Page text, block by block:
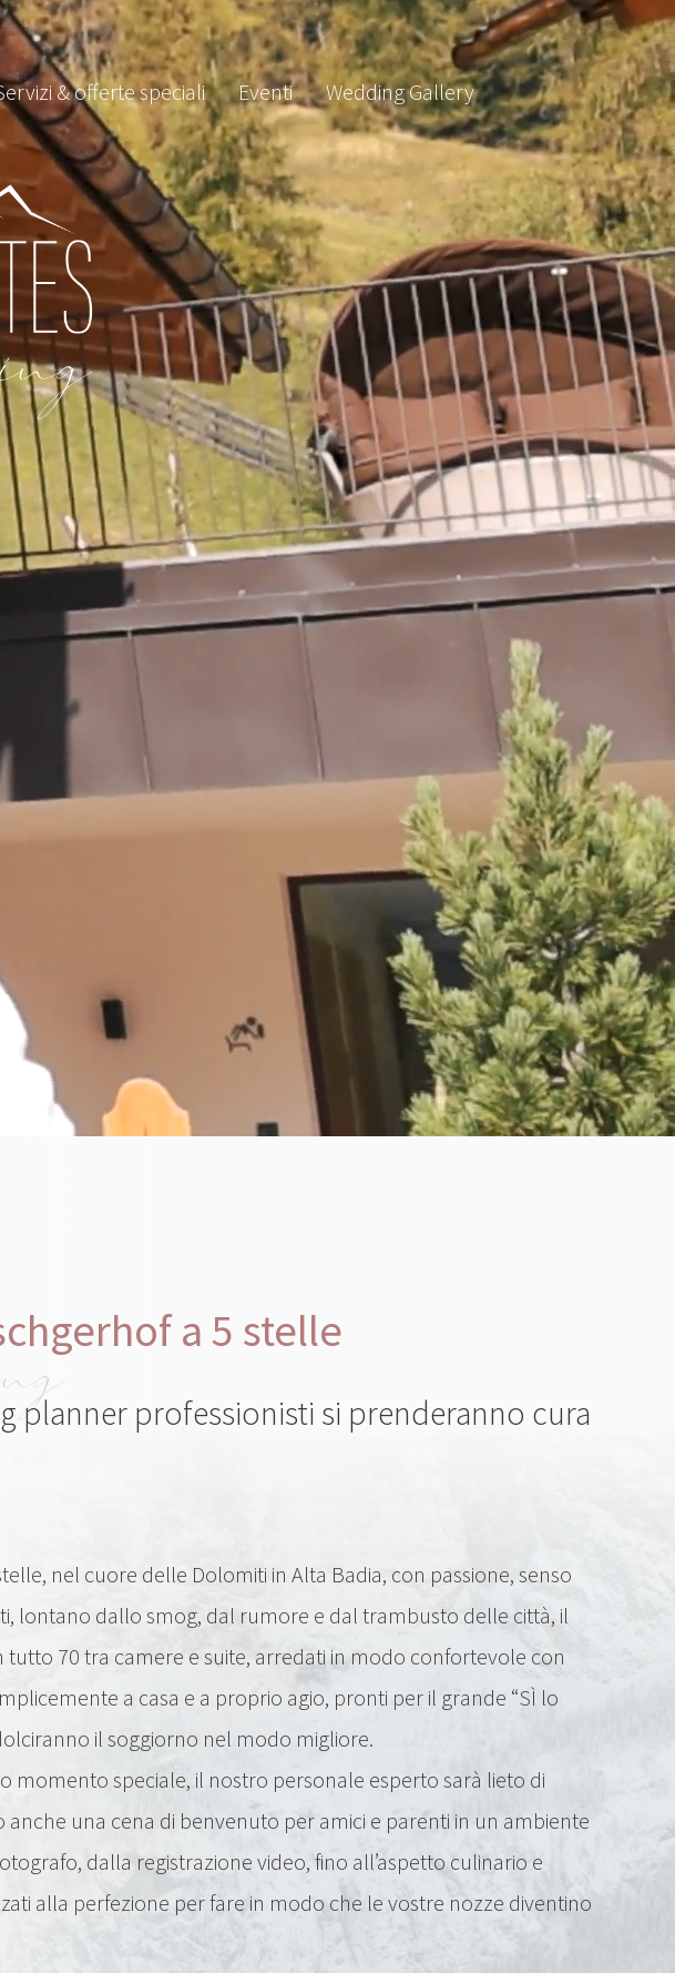
& offerte speciali Eventi Wedding Gallery
a 5 stelle
planner professionisti si prenderanno cura
nel cuore delle Dolomiti in Alta Badia, con passione, senso
lontano dallo smog, dal rumore e dal trambusto delle città, il
70 tra camere e suite, arredati in modo confortevole con
a casa e a proprio agio, pronti per il grande “SÌ lo
il soggiorno nel modo migliore.
momento speciale, il nostro personale esperto sarà lieto di
una cena di benvenuto per amici e parenti in un ambiente
dalla registrazione video, fino all’aspetto culinario e
alla perfezione per fare in modo che le vostre nozze diventino